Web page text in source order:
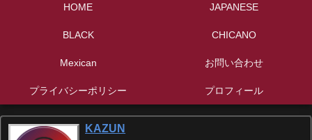
HOME JAPANESE
BLACK CHICANO
Mexican お問い合わせ
プライバシーポリシー プロフィール
KAZUN